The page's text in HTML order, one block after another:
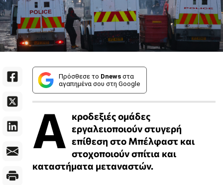
Πρόσθεσε το Dnews στα
αγαπημένα σου στη Google
Α κροδεξιές ομάδες
εργαλειοποιούν στυγερή
επίθεση στο Μπέλφαστ και
στοχοποιούν σπίτια και
καταστήματα μεταναστών.